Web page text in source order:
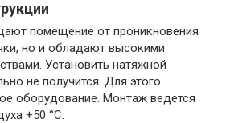
помещение от проникновения
но и обладают высокими
Установить натяжной
не получится. Для этого
оборудование. Монтаж ведется
+50 °С.